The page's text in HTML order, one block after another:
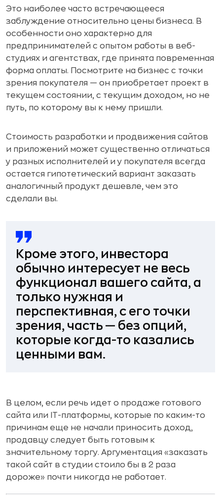
Это наиболее часто встречающееся
заблуждение относительно цены бизнеса. В
особенности оно характерно для
предпринимателей с опытом работы в веб-
студиях и агентствах, где принята повременная
форма оплаты. Посмотрите на бизнес с точки
зрения покупателя — он приобретает проект в
текущем состоянии, с текущим доходом, но не
путь, по которому вы к нему пришли.
Стоимость разработки и продвижения сайтов
и приложений может существенно отличаться
у разных исполнителей и у покупателя всегда
остается гипотетический вариант заказать
аналогичный продукт дешевле, чем это
сделали вы.
Кроме этого, инвестора
обычно интересует не весь
функционал вашего сайта, а
только нужная и
перспективная, с его точки
зрения, часть — без опций,
которые когда-то казались
ценными вам.
В целом, если речь идет о продаже готового
сайта или IT-платформы, которые по каким-то
причинам еще не начали приносить доход,
продавцу следует быть готовым к
значительному торгу. Аргументация «заказать
такой сайт в студии стоило бы в 2 раза
дороже» почти никогда не работает.